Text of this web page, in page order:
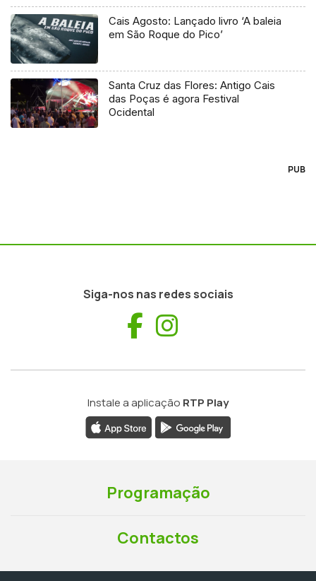
Cais Agosto: Lançado livro ‘A baleia
em São Roque do Pico’
Santa Cruz das Flores: Antigo Cais
das Poças é agora Festival
Ocidental
PUB
Siga-nos nas redes sociais
Facebook
Instale a aplicação RTP Play
Programação
Contactos